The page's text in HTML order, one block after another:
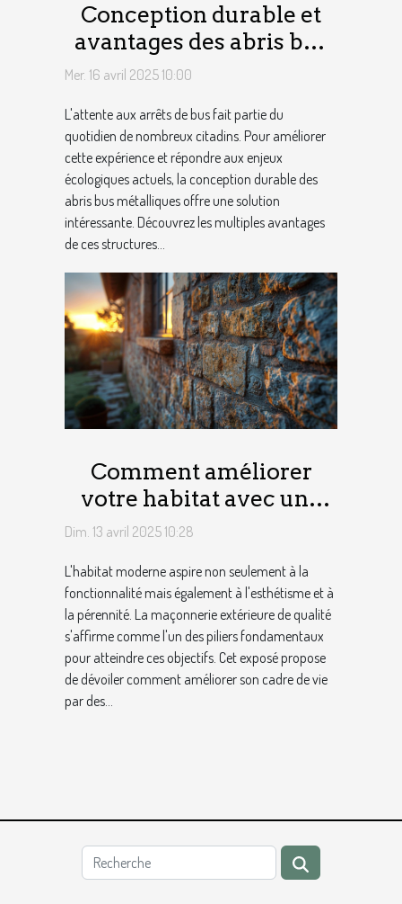
Conception durable et
avantages des abris bus
métalliques
Mer. 16 avril 2025 10:00
L'attente aux arrêts de bus fait partie du
quotidien de nombreux citadins. Pour améliorer
cette expérience et répondre aux enjeux
écologiques actuels, la conception durable des
abris bus métalliques offre une solution
intéressante. Découvrez les multiples avantages
de ces structures...
Comment améliorer
votre habitat avec une
maçonnerie extérieure
Dim. 13 avril 2025 10:28
L'habitat moderne aspire non seulement à la
fonctionnalité mais également à l'esthétisme et à
la pérennité. La maçonnerie extérieure de qualité
s'affirme comme l'un des piliers fondamentaux
pour atteindre ces objectifs. Cet exposé propose
de dévoiler comment améliorer son cadre de vie
par des...